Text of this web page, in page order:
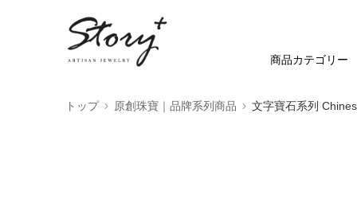
商品カテゴリー
トップ 原創珠寶｜品牌系列商品 文字寶石系列